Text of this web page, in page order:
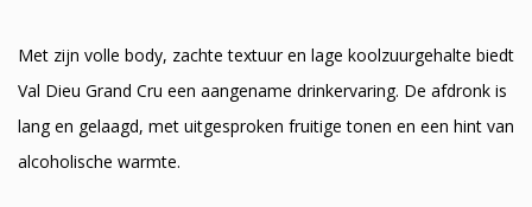
Met zijn volle body, zachte textuur en lage koolzuurgehalte biedt
Val Dieu Grand Cru een aangename drinkervaring. De afdronk is
lang en gelaagd, met uitgesproken fruitige tonen en een hint van
alcoholische warmte.